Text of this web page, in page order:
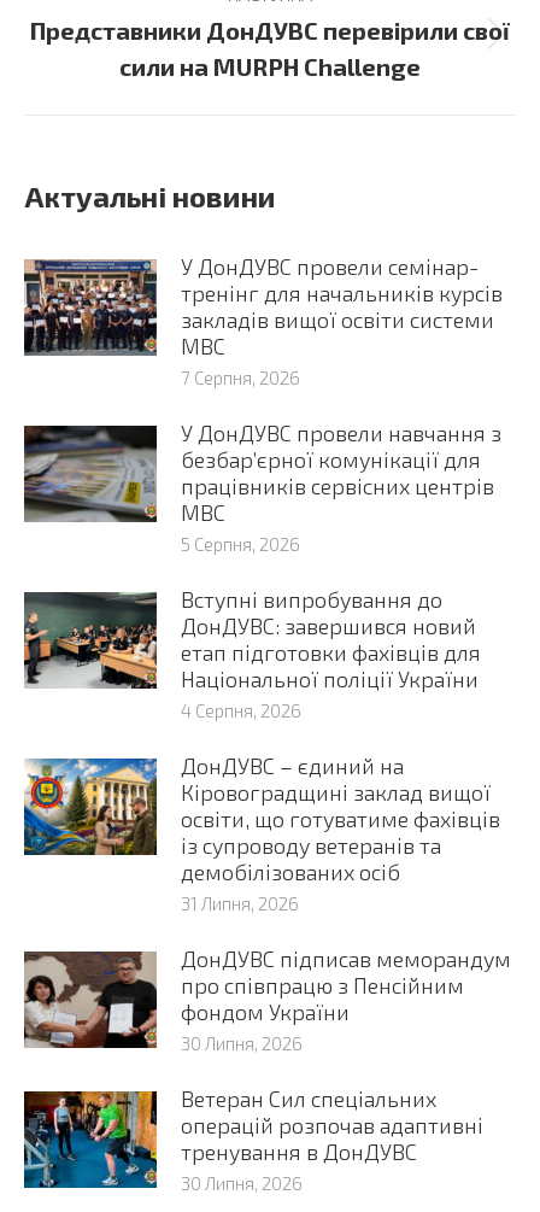
Next
post:
Представники ДонДУВС перевірили свої
сили на MURPH Challenge
Актуальні новини
У ДонДУВС провели семінар-
тренінг для начальників курсів
закладів вищої освіти системи
МВС
7 Серпня, 2026
У ДонДУВС провели навчання з
безбар’єрної комунікації для
працівників сервісних центрів
МВС
5 Серпня, 2026
Вступні випробування до
ДонДУВС: завершився новий
етап підготовки фахівців для
Національної поліції України
4 Серпня, 2026
ДонДУВС – єдиний на
Кіровоградщині заклад вищої
освіти, що готуватиме фахівців
із супроводу ветеранів та
демобілізованих осіб
31 Липня, 2026
ДонДУВС підписав меморандум
про співпрацю з Пенсійним
фондом України
30 Липня, 2026
Ветеран Сил спеціальних
операцій розпочав адаптивні
тренування в ДонДУВС
30 Липня, 2026